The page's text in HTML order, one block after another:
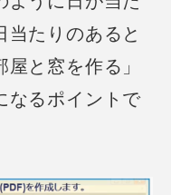
当たりのあると
と窓を作る」
なるポイントで